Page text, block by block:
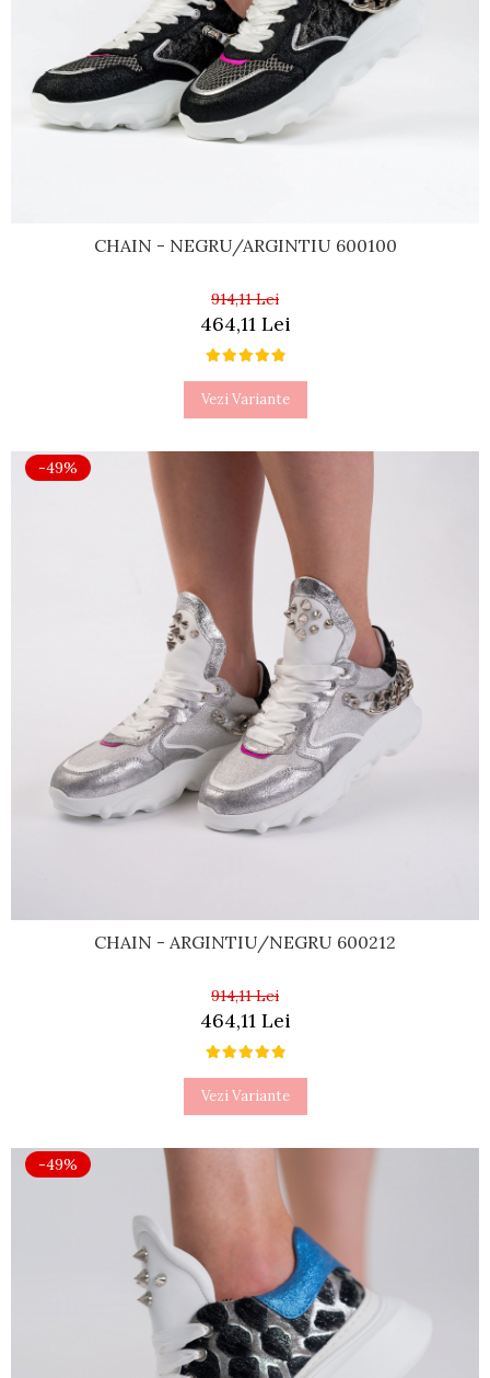
CHAIN - NEGRU/ARGINTIU 600100
914,11 Lei
464,11 Lei
Vezi Variante
-49%
CHAIN - ARGINTIU/NEGRU 600212
914,11 Lei
464,11 Lei
Vezi Variante
-49%